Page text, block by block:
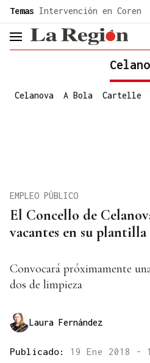
common.go-to-content
Temas Intervención en Coren
header.menu.open
Celanova A Bola Cartelle
El Concello de
vacantes en su plantilla
EMPLEO PÚBLICO
Convocará próximamente
dos de limpieza
Laura Fernández
Publicado: 19 Ene 2018 -